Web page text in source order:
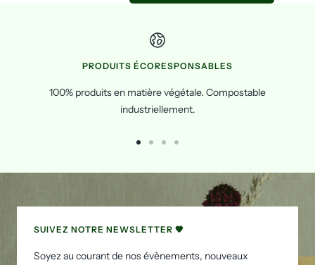
PRODUITS ÉCORESPONSABLES
100% produits en matière végétale. Compostable
industriellement.
SUIVEZ NOTRE NEWSLETTER 🧡
Soyez au courant de nos évènements, nouveaux